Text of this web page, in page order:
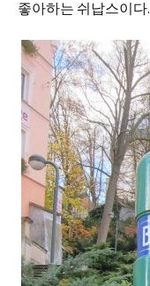
좋아하는 쉬납스이다.